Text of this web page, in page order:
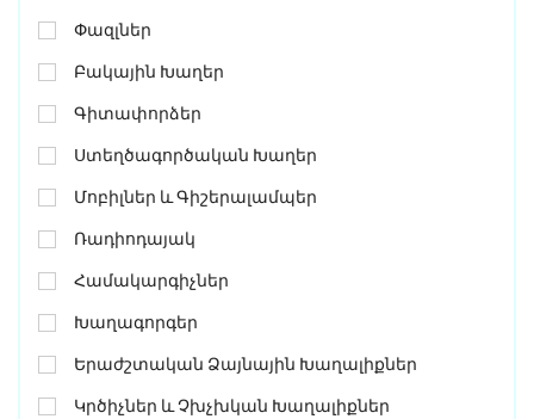
Փազլներ
Բակային Խաղեր
Գիտափորձեր
Ստեղծագործական Խաղեր
Մոբիլներ ԵՒ Գիշերալամպեր
Ռադիոդայակ
Համակարգիչներ
Խաղագորգեր
Երաժշտական Ձայնային Խաղալիքներ
Կրծիչներ ԵՒ Չխչխկան Խաղալիքներ